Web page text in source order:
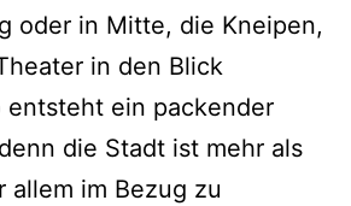
oder in Mitte, die Kneipen,
in den Blick
entsteht ein packender
die Stadt ist mehr als
allem im Bezug zu